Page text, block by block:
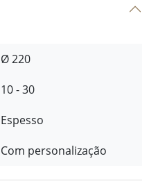
Ø 220
10 - 30
Espesso
Com personalização